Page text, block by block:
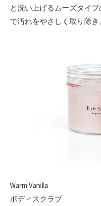
と洗い上げるムーズタイ
で汚れをやさしく取り除き
Warm Vanilla
ボディスクラブ